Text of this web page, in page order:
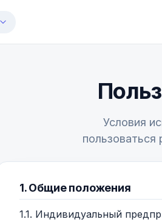
Условия
1. Общие положения
1.1. Индивидуальный